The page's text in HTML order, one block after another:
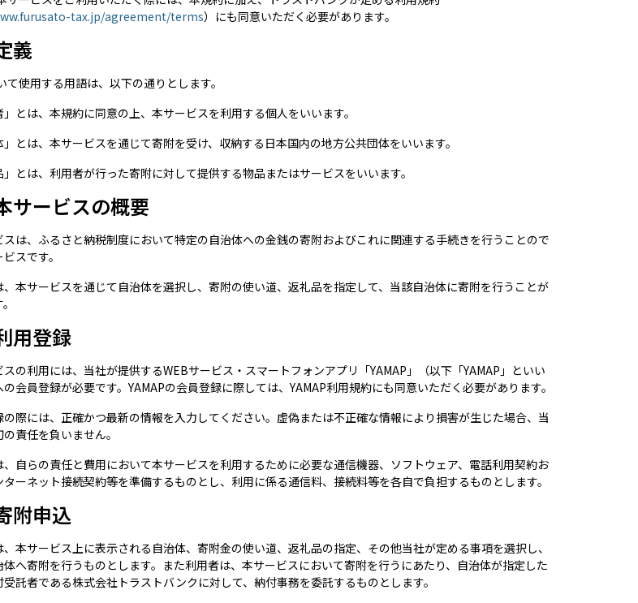
tax.jp/agreement/terms）にも同意いただく必要があります。
義
て使用する用語は、以下の通りとします。
」とは、本規約に同意の上、本サービスを利用する個人をいいます。
」とは、本サービスを通じて寄附を受け、収納する日本国内の地方公共団体をいいます。
」とは、利用者が行った寄附に対して提供する物品またはサービスをいいます。
サービスの概要
スは、ふるさと納税制度において特定の自治体への金銭の寄附およびこれに関連する手続きを行うことので
スです。
、本サービスを通じて自治体を選択し、寄附の使い道、返礼品を指定して、当該自治体に寄附を行うことが
用登録
の利用には、当社が提供するWEBサービス・スマートフォンアプリ「YAMAP」（以下「YAMAP」といい
の会員登録が必要です。YAMAPの会員登録に際しては、YAMAP利用規約にも同意いただく必要があります。
の際には、正確かつ最新の情報を入力してください。虚偽または不正確な情報により損害が生じた場合、当
責任を負いません。
、自らの責任と費用において本サービスを利用するために必要な通信機器、ソフトウェア、電話利用契約お
ターネット接続契約等を準備するものとし、利用に係る通信料、接続料等を各自で負担するものとします。
附申込
本サービス上に表示される自治体、寄附金の使い道、返礼品の指定、その他当社が定める事項を選択し、
体へ寄附を行うものとします。また利用者は、本サービスにおいて寄附を行うにあたり、自治体が指定した
受託者である株式会社トラストバンクに対して、納付事務を委託するものとします。